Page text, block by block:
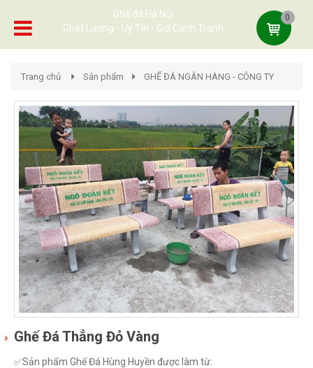
Ghế đá Hà Nội
Chất Lượng - Uy Tín - Giá Cạnh Tranh
0
Trang chủ Sản phẩm GHẾ ĐÁ NGÂN HÀNG - CÔNG TY
Ghế Đá Thẳng Đỏ Vàng
✅Sản phẩm Ghế Đá Hùng Huyền được làm từ: